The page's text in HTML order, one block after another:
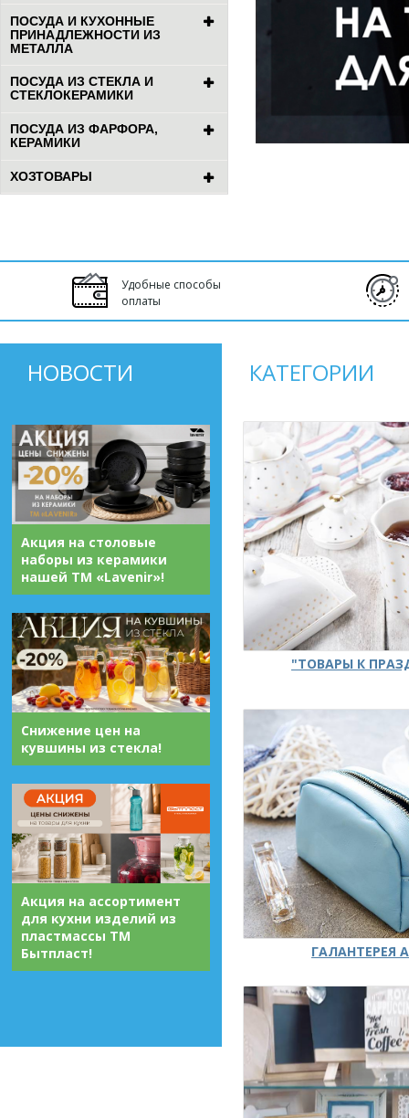
ПОСУДА И КУХОННЫЕ
ПРИНАДЛЕЖНОСТИ ИЗ
МЕТАЛЛА
ПОСУДА ИЗ СТЕКЛА И
СТЕКЛОКЕРАМИКИ
ПОСУДА ИЗ ФАРФОРА,
КЕРАМИКИ
ХОЗТОВАРЫ
Удобные способы
оплаты
НОВОСТИ
Акция на столовые
наборы из керамики
нашей ТМ «Lavenir»!
Снижение цен на
кувшины из стекла!
Акция на ассортимент
для кухни изделий из
пластмассы ТМ
Бытпласт!
КАТЕГОРИИ
"ТОВАРЫ К
ГАЛАНТЕРЕЯ